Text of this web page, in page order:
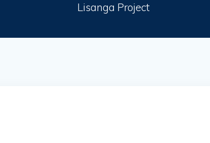
Lisanga Project